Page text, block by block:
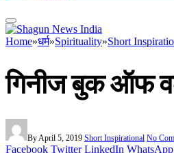
Home»धर्म»Spirituality»Short
गिनीज बुक ऑफ
By April 5, 2019 Short Inspirational No
Facebook Twitter LinkedIn WhatsApp